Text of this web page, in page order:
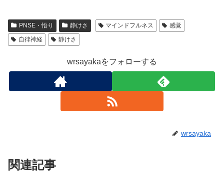
PNSE・悟り 静けさ マインドフルネス
感覚
自律神経
静けさ
wrsayakaをフォローする
wrsayaka
関連記事